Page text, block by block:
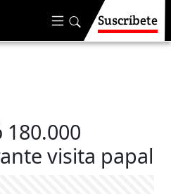
Suscríbete
visita papal